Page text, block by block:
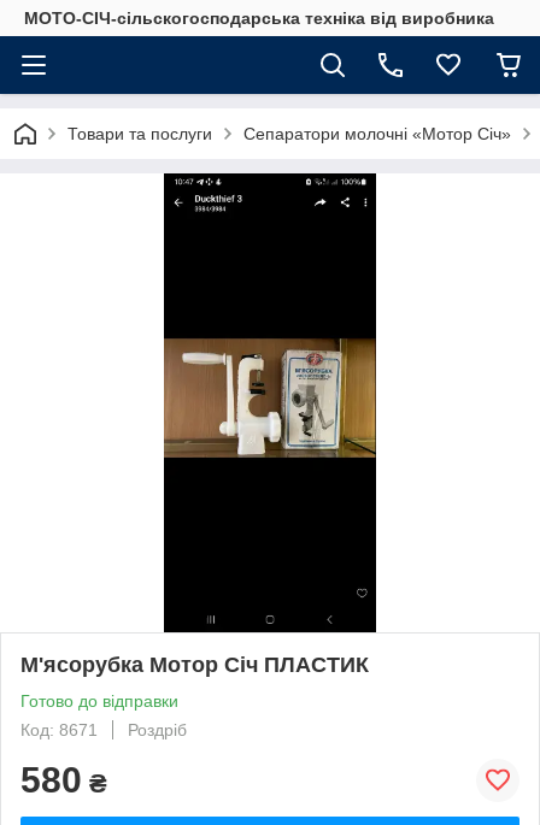
МОТО-СІЧ-сільскогосподарська техніка від виробника
Товари та послуги Сепаратори молочні «Мотор Січ»
М'ясорубка Мотор Січ ПЛАСТИК
Готово до відправки
Код: 8671
Роздріб
580 ₴